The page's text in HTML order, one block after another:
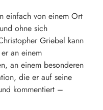
einfach von einem Ort
ohne sich
Griebel kann
an einem
an einem besonderen
die er auf seine
kommentiert –